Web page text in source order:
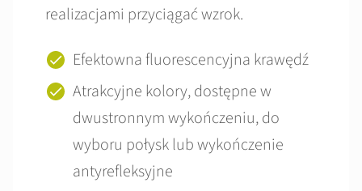
realizacjami przyciągać wzrok.
Efektowna fluorescencyjna krawędź
Atrakcyjne kolory, dostępne w
dwustronnym wykończeniu, do
wyboru połysk lub wykończenie
antyrefleksyjne